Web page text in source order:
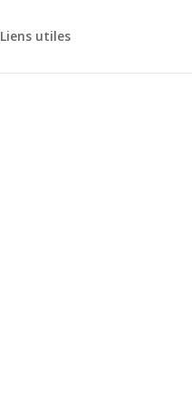
Liens utiles